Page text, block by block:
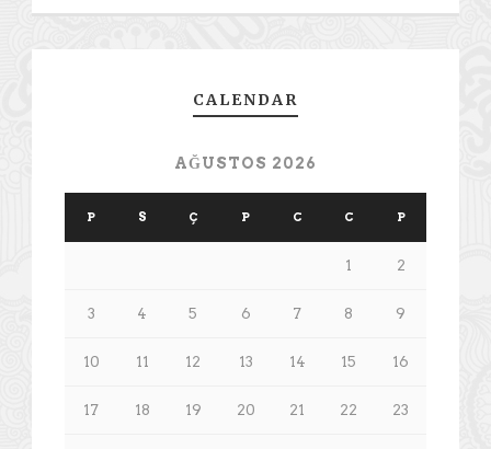
CALENDAR
AĞUSTOS 2026
P S Ç P C C P
1 2
3 4 5 6 7 8 9
10 11 12 13 14 15 16
17 18 19 20 21 22 23